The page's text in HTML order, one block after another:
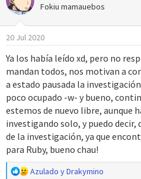
Paletas
4406E0 en APE, en esta se
F28060 en APE, con Paleta
EBFA8C en APE, con Paleta
440780 en APE esta ni la menor
flechas, u iconos
Fokiu mamauebos
20 Jul 2020
Ya los había leído xd, pero no
mandan todos, nos motivan a
a estado pausada la
poco ocupado -w- y bueno,
estemos de nuevo libre, aunque
investigando solo, y puedo decir,
de la investigación, ya que
para Ruby, bueno chau!
R
Azulado yDrakymino